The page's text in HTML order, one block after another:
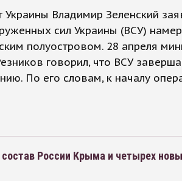
Украины Владимир Зеленский
сил Украины (ВСУ)
полуостровом. 28 апреля
говорил, что ВСУ
По его словам, к началу
России Крыма и четырех